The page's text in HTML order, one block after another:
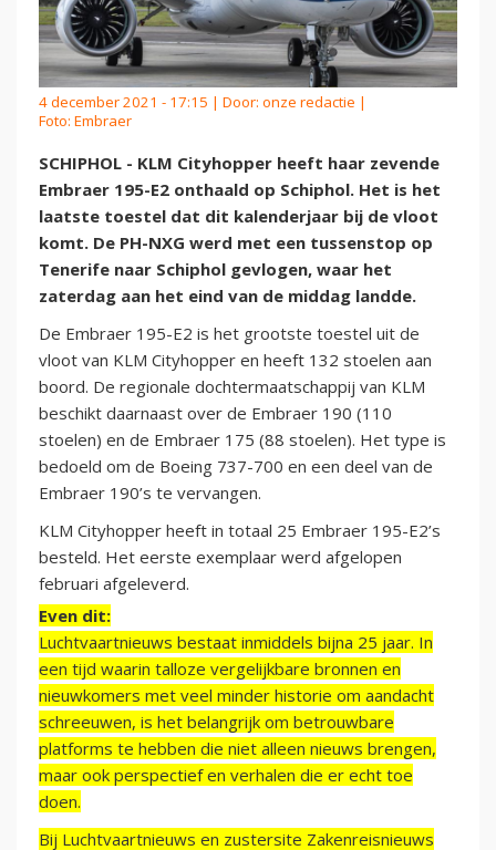
4 december 2021 - 17:15 | Door: onze redactie |
Foto: Embraer
SCHIPHOL - KLM Cityhopper heeft haar zevende
Embraer 195-E2 onthaald op Schiphol. Het is het
laatste toestel dat dit kalenderjaar bij de vloot
komt. De PH-NXG werd met een tussenstop op
Tenerife naar Schiphol gevlogen, waar het
zaterdag aan het eind van de middag landde.
De Embraer 195-E2 is het grootste toestel uit de
vloot van KLM Cityhopper en heeft 132 stoelen aan
boord. De regionale dochtermaatschappij van KLM
beschikt daarnaast over de Embraer 190 (110
stoelen) en de Embraer 175 (88 stoelen). Het type is
bedoeld om de Boeing 737-700 en een deel van de
Embraer 190’s te vervangen.
KLM Cityhopper heeft in totaal 25 Embraer 195-E2’s
besteld. Het eerste exemplaar werd afgelopen
februari afgeleverd.
Even dit:
Luchtvaartnieuws bestaat inmiddels bijna 25 jaar. In
een tijd waarin talloze vergelijkbare bronnen en
nieuwkomers met veel minder historie om aandacht
schreeuwen, is het belangrijk om betrouwbare
platforms te hebben die niet alleen nieuws brengen,
maar ook perspectief en verhalen die er echt toe
doen.
Bij Luchtvaartnieuws en zustersite Zakenreisnieuws